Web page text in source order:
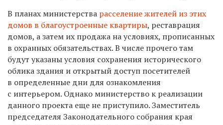
В планах министерства расселение жителей из этих
домов в благоустроенные квартиры, реставрация
домов, а затем их продажа на условиях, прописанных
в охранных обязательствах. В числе прочего там
будут указаны условия сохранения исторического
облика здания и открытый доступ посетителей
в определенные дни для ознакомления
с интерьером. Однако министерство к реализации
данного проекта еще не приступило. Заместитель
председателя Законодательного собрания края